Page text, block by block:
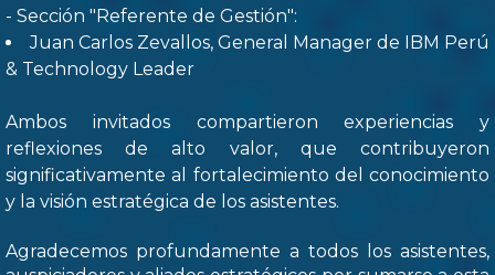
- Sección "Referente de Gestión":
Juan Carlos Zevallos, General Manager de IBM Perú
& Technology Leader
Ambos invitados compartieron experiencias y
reflexiones de alto valor, que contribuyeron
significativamente al fortalecimiento del conocimiento
y la visión estratégica de los asistentes.
Agradecemos profundamente a todos los asistentes,